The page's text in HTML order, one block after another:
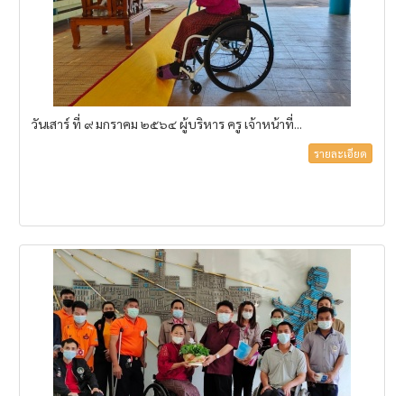
วันเสาร์ ที่ ๙ มกราคม ๒๕๖๔ ผู้บริหาร ครู เจ้าหน้าที่...
รายละเอียด